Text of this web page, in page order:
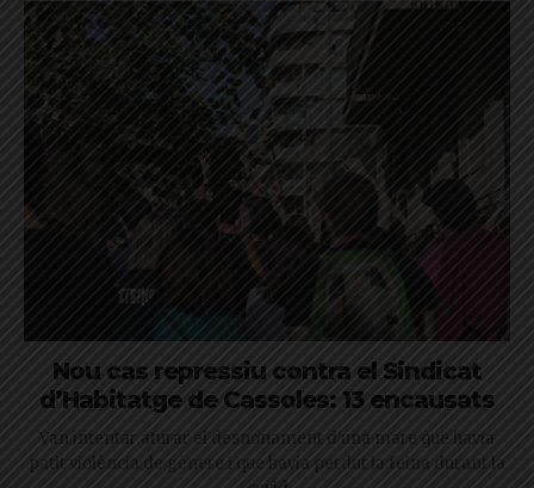
Nou cas repressiu contra el Sindicat
d’Habitatge de Cassoles: 13 encausats
Van intentar aturar el desnonament d'una mare que havia
patit violència de gènere i que havia perdut la feina durant la